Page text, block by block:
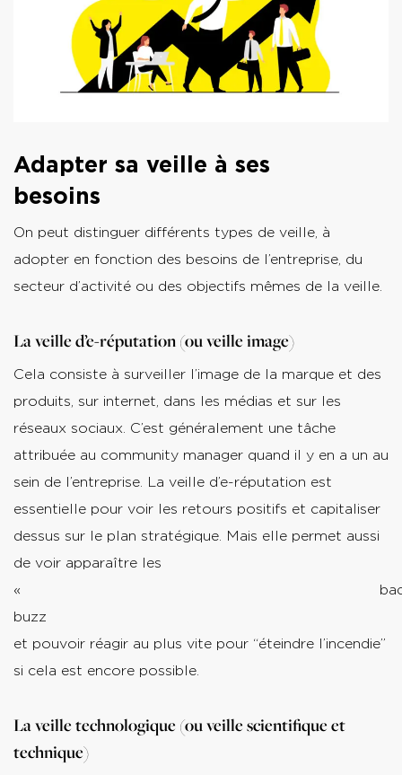
Adapter sa veille à ses
besoins
On peut distinguer différents types de veille, à
adopter en fonction des besoins de l’entreprise, du
secteur d’activité ou des objectifs mêmes de la veille.
La veille d’e-réputation (ou veille image)
Cela consiste à surveiller l’image de la marque et des
produits, sur internet, dans les médias et sur les
réseaux sociaux. C’est généralement une tâche
attribuée au community manager quand il y en a un au
sein de l’entreprise. La veille d’e-réputation est
essentielle pour voir les retours positifs et capitaliser
dessus sur le plan stratégique. Mais elle permet aussi
de voir apparaître les
«
buzz
et pouvoir réagir au plus vite pour “éteindre l’incendie”
si cela est encore possible.
La veille technologique (ou veille scientifique et
technique)